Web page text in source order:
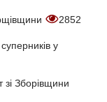
2852
у
Зборівщини